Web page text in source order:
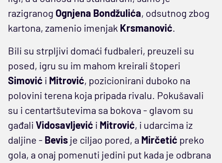
razigranog Ognjena Bondžulića, odsutnog zbog
kartona, zamenio imenjak Krsmanović.
Bili su strpljivi domaći fudbaleri, preuzeli su
posed, igru su im mahom kreirali štoperi
Simović i Mitrović, pozicionirani duboko na
polovini terena koja pripada rivalu. Pokušavali
su i centartšutevima sa bokova - glavom su
gađali Vidosavljević i Mitrović, i udarcima iz
daljine - Bevis je ciljao pored, a Mirčetić preko
gola, a onaj pomenuti jedini put kada je odbrana